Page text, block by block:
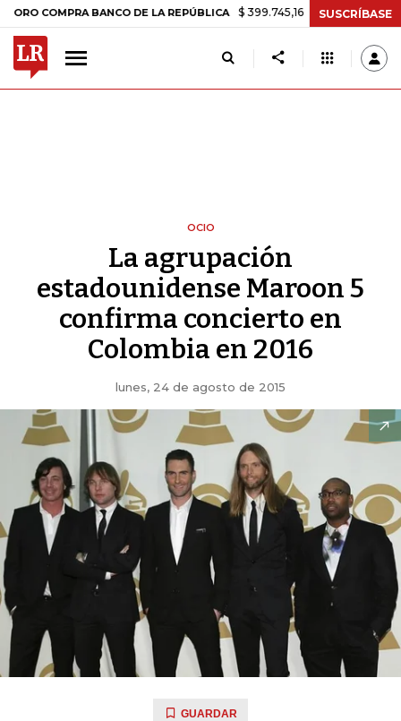
BANCO DE LA REPÚBLICA $ 399.745,16 +$ 2.295,71 +0,58%
SUSCRÍBASE
OCIO
La agrupación
estadounidense Maroon 5
confirma concierto en
Colombia en 2016
lunes, 24 de agosto de 2015
GUARDAR